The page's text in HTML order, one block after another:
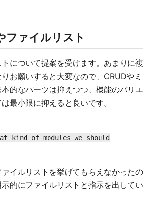
ファイルリスト
について提案を受けます。あまりに複
お願いすると大変なので、CRUDやミ
本的なパーツは抑えつつ、機能のバリエ
最小限に抑えると良いです。
kind of modules we should
イルリストを挙げてもらえなかったの
的にファイルリストと指示を出してい